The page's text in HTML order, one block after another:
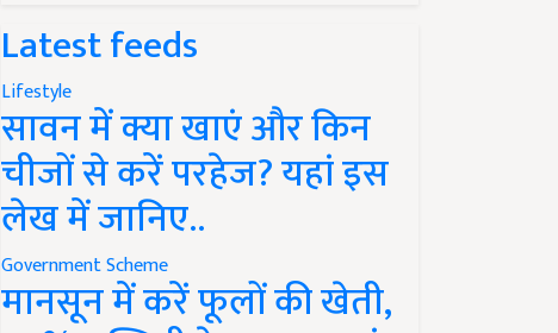
Latest feeds
Lifestyle
सावन में क्या खाएं और किन
चीजों से करें परहेज? यहां इस
लेख में जानिए..
Government Scheme
मानसून में करें फूलों की खेती,